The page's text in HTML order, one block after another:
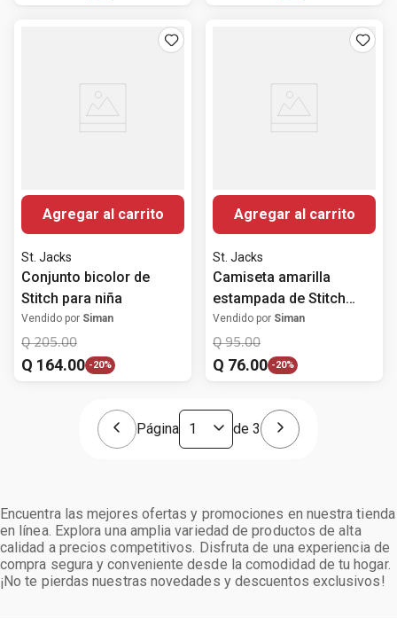
Agregar al carrito
St. Jacks
Conjunto bicolor de
Stitch para niña
Vendido por Siman
Q 205.00
Q 164.00 -20%
Agregar al carrito
St. Jacks
Camiseta amarilla
estampada de Stitch
para niña
Vendido por Siman
Q 95.00
Q 76.00 -20%
Página de 3
Encuentra las mejores ofertas y promociones en nuestra tienda
en línea. Explora una amplia variedad de productos de alta
calidad a precios competitivos. Disfruta de una experiencia de
compra segura y conveniente desde la comodidad de tu hogar.
¡No te pierdas nuestras novedades y descuentos exclusivos!